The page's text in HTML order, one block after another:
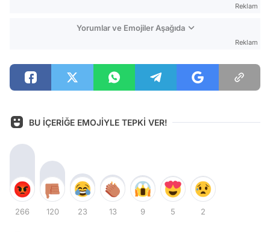
Reklam
Yorumlar ve Emojiler Aşağıda
Reklam
BU İÇERİĞE EMOJİYLE TEPKİ VER!
266 120 23 13 9 5 2